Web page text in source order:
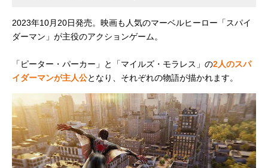
2023年10月20日発売。映画も人気のマーベルヒーロー「スパイ
ダーマン」が主役のアクションゲーム。
「ピーター・パーカー」と「マイルズ・モラレス」の2人のスパ
イダーマンが主人公となり、それぞれの物語が描かれます。